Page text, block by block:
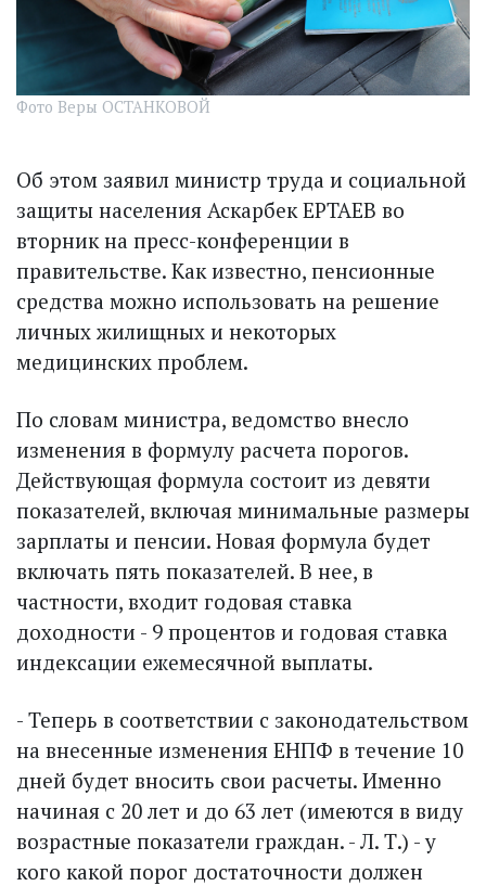
Фото Веры ОСТАНКОВОЙ
Об этом заявил министр труда и социальной
защиты населения Аскарбек ЕРТАЕВ во
вторник на пресс-конференции в
правительстве. Как известно, пенсионные
средства можно использовать на решение
личных жилищных и некоторых
медицинских проблем.
По словам министра, ведомство внесло
изменения в формулу расчета порогов.
Действующая формула состоит из девяти
показателей, включая минимальные размеры
зарплаты и пенсии. Новая формула будет
включать пять показателей. В нее, в
частности, входит годовая ставка
доходности - 9 процентов и годовая ставка
индексации ежемесячной выплаты.
- Теперь в соответствии с законодательством
на внесенные изменения ЕНПФ в течение 10
дней будет вносить свои расчеты. Именно
начиная с 20 лет и до 63 лет (имеются в виду
возрастные показатели граждан. - Л. Т.) - у
кого какой порог достаточности должен